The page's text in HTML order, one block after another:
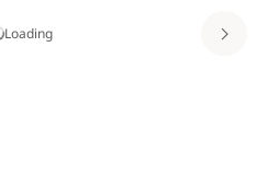
Loading